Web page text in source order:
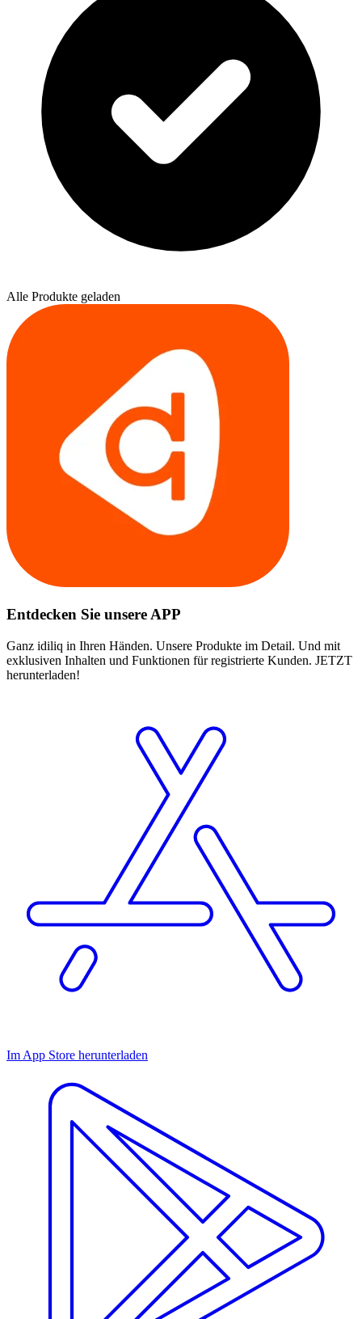
Alle Produkte geladen
Entdecken Sie unsere APP
Ganz idiliq in Ihren Händen. Unsere Produkte im Detail. Und mit
exklusiven Inhalten und Funktionen für registrierte Kunden. JETZT
herunterladen!
Im App Store herunterladen